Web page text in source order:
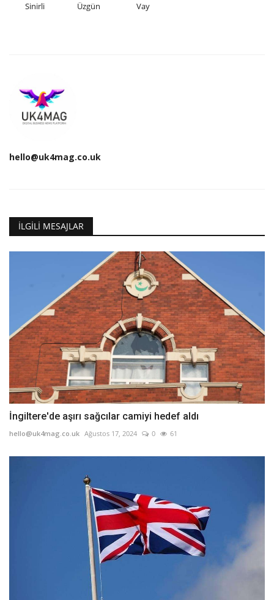
Sinirli Üzgün Vay
hello@uk4mag.co.uk
İLGILI MESAJLAR
İngiltere'de aşırı sağcılar camiyi hedef aldı
hello@uk4mag.co.uk Ağustos 17, 2024 0 61